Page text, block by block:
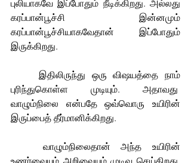
புலியாகவே இப்போதும் நீடிக்கிறது. அல்லது
கரப்பான்பூச்சி இன்னமும்
கரப்பான்பூச்சியாகவேதான் இப்போதும்
இருக்கிறது.
புரிந்துகொள்ள முடியும். அதாவது
வாழும்நிலை என்பதே ஒவ்வொரு உயிரின்
இருப்பைத் தீர்மானிக்கிறது.